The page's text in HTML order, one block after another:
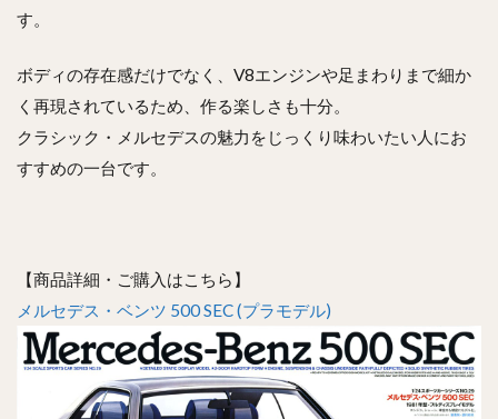
す。
ボディの存在感だけでなく、V8エンジンや足まわりまで細か
く再現されているため、作る楽しさも十分。
クラシック・メルセデスの魅力をじっくり味わいたい人にお
すすめの一台です。
【商品詳細・ご購入はこちら】
メルセデス・ベンツ 500 SEC (プラモデル)